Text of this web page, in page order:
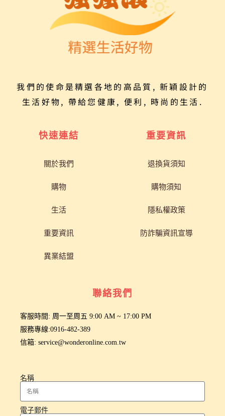
我們的使命是精選各地的高品質, 新穎設計的
生活好物, 帶給您健康, 便利, 時尚的生活.
快速連結
關於我們
購物
生活
重要資訊
異業結盟
重要資訊
退換貨須知
購物須知
隱私權政策
防詐騙資訊宣導
聯絡我們
客服時間: 周一至周五 9:00 AM ~ 17:00 PM
服務專線:0916-482-389
信箱: service@wonderonline.com.tw
名稱
電子郵件